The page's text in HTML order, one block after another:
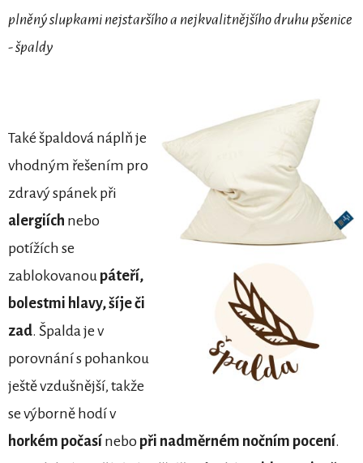
plněný slupkami nejstaršího a nejkvalitnějšího druhu pšenice
- špaldy
Také špaldová náplň je
vhodným řešením pro
zdravý spánek při
alergiích nebo
potížích se
zablokovanou páteří,
bolestmi hlavy, šíje či
zad. Špalda je v
porovnání s pohankou
ještě vzdušnější, takže
se výborně hodí v
horkém počasí nebo při nadměrném nočním pocení.